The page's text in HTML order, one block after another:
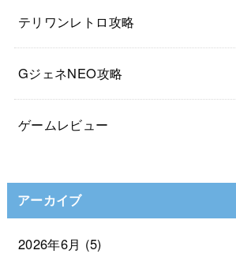
テリワンレトロ攻略
GジェネNEO攻略
ゲームレビュー
アーカイブ
2026年6月 (5)